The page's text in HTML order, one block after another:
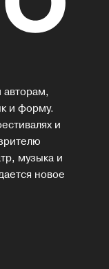
и форму.
и
музыка и
новое